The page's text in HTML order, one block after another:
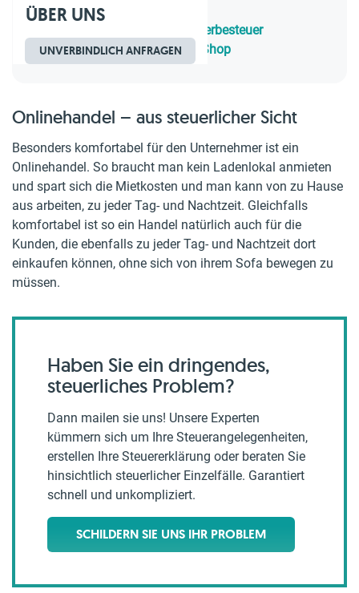
ÜBER UNS
UNVERBINDLICH ANFRAGEN
Eröffnung
Einkommensteuer und Gewerbesteuer
4. Umsatzsteuer beim Online Shop
Onlinehandel – aus steuerlicher Sicht
Besonders komfortabel für den Unternehmer ist ein
Onlinehandel. So braucht man kein Ladenlokal anmieten
und spart sich die Mietkosten und man kann von zu Hause
aus arbeiten, zu jeder Tag- und Nachtzeit. Gleichfalls
komfortabel ist so ein Handel natürlich auch für die
Kunden, die ebenfalls zu jeder Tag- und Nachtzeit dort
einkaufen können, ohne sich von ihrem Sofa bewegen zu
müssen.
Haben Sie ein dringendes,
steuerliches Problem?
Dann mailen sie uns! Unsere Experten
kümmern sich um Ihre Steuerangelegenheiten,
erstellen Ihre Steuererklärung oder beraten Sie
hinsichtlich steuerlicher Einzelfälle. Garantiert
schnell und unkompliziert.
SCHILDERN SIE UNS IHR PROBLEM